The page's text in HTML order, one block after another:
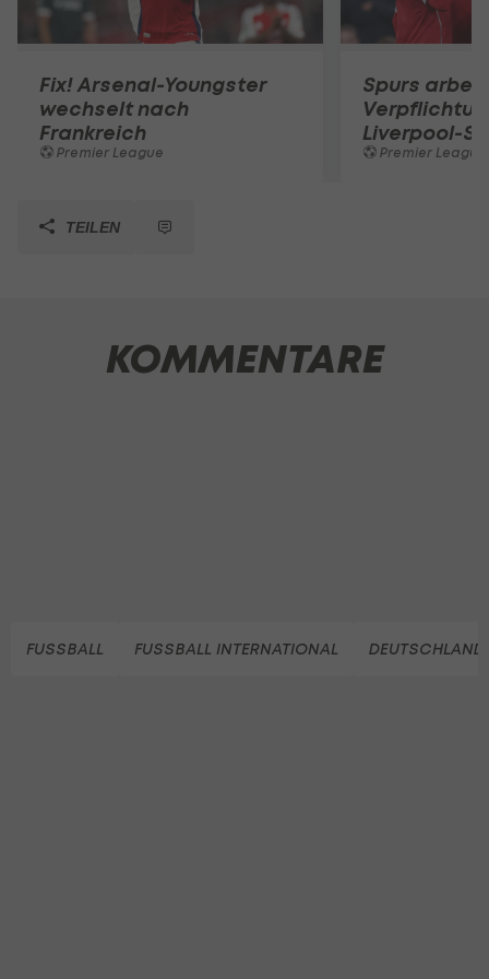
Fix! Arsenal-Youngster
wechselt nach
Frankreich
Premier League
Spurs
Liverpool-
Premier League
TEILEN
KOMMENTARE
FUSSBALL FUSSBALL INTERNATIONAL